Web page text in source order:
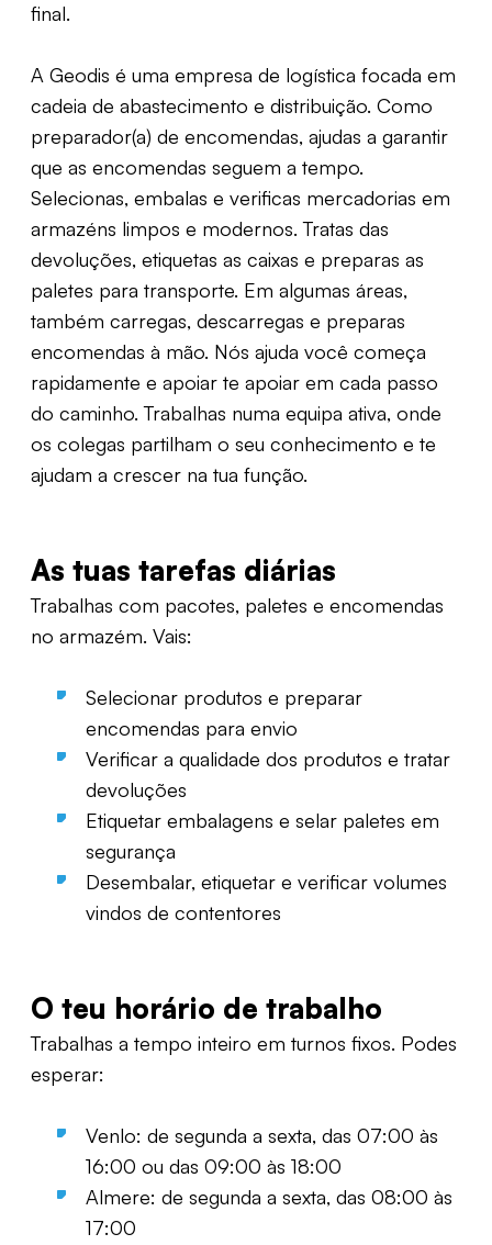
final.
A Geodis é uma empresa de logística focada em
cadeia de abastecimento e distribuição. Como
preparador(a) de encomendas, ajudas a garantir
que as encomendas seguem a tempo.
Selecionas, embalas e verificas mercadorias em
armazéns limpos e modernos. Tratas das
devoluções, etiquetas as caixas e preparas as
paletes para transporte. Em algumas áreas,
também carregas, descarregas e preparas
encomendas à mão. Nós ajuda você começa
rapidamente e apoiar te apoiar em cada passo
do caminho. Trabalhas numa equipa ativa, onde
os colegas partilham o seu conhecimento e te
ajudam a crescer na tua função.
As tuas tarefas diárias
Trabalhas com pacotes, paletes e encomendas
no armazém. Vais:
Selecionar produtos e preparar
encomendas para envio
Verificar a qualidade dos produtos e tratar
devoluções
Etiquetar embalagens e selar paletes em
segurança
Desembalar, etiquetar e verificar volumes
vindos de contentores
O teu horário de trabalho
Trabalhas a tempo inteiro em turnos fixos. Podes
esperar:
Venlo: de segunda a sexta, das 07:00 às
16:00 ou das 09:00 às 18:00
Almere: de segunda a sexta, das 08:00 às
17:00